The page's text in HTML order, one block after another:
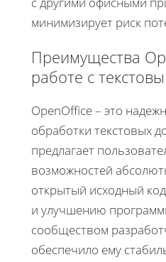
минимизирует риск
Преимущества
работе с
OpenOffice – это
обработки текстовых
предлагает
возможностей
открытый исходный
и улучшению
сообществом
обеспечило ему